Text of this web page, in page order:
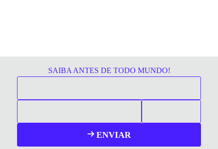
SAIBA ANTES DE TODO MUNDO!
ENVIAR